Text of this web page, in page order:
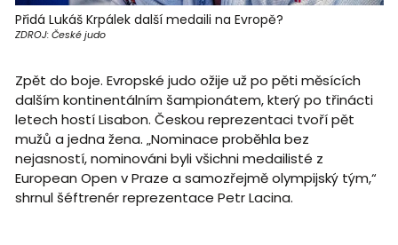
Přidá Lukáš Krpálek další medaili na Evropě?
ZDROJ: České judo
Zpět do boje. Evropské judo ožije už po pěti měsících
dalším kontinentálním šampionátem, který po třinácti
letech hostí Lisabon. Českou reprezentaci tvoří pět
mužů a jedna žena. „Nominace proběhla bez
nejasností, nominováni byli všichni medailisté z
European Open v Praze a samozřejmě olympijský tým,“
shrnul šéftrenér reprezentace Petr Lacina.